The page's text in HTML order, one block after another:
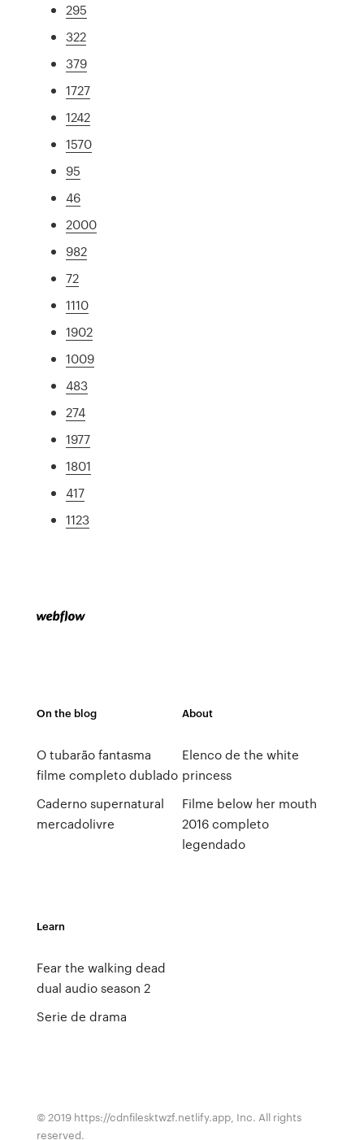
295
322
379
1727
1242
1570
95
46
2000
982
72
1110
1902
1009
483
274
1977
1801
417
1123
On the blog
O tubarão fantasma
filme completo dublado
Caderno supernatural
mercadolivre
About
Elenco de the white
princess
Filme below her mouth
2016 completo
legendado
Learn
Fear the walking dead
dual audio season 2
Serie de drama
© 2019 https://cdnfilesktwzf.netlify.app, Inc. All rights
reserved.